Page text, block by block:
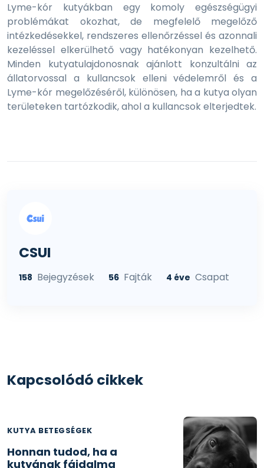
Lyme-kór kutyákban egy komoly egészségügyi
problémákat okozhat, de megfelelő megelőző
intézkedésekkel, rendszeres ellenőrzéssel és azonnali
kezeléssel elkerülhető vagy hatékonyan kezelhető.
Minden kutyatulajdonosnak ajánlott konzultálni az
állatorvossal a kullancsok elleni védelemről és a
Lyme-kór megelőzéséről, különösen, ha a kutya olyan
területeken tartózkodik, ahol a kullancsok elterjedtek.
CSUI
158 Bejegyzések 56 Fajták 4 éve Csapat
Kapcsolódó cikkek
KUTYA BETEGSÉGEK
Honnan tudod, ha a
kutyának fájdalma